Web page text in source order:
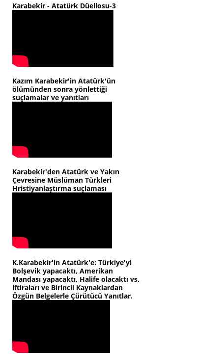
Karabekir - Atatürk Düellosu-3
Kazım Karabekir'in Atatürk'ün
ölümünden sonra yönlettiği
suçlamalar ve yanıtları
Karabekir'den Atatürk ve Yakın
Çevresine Müslüman Türkleri
Hristiyanlaştırma suçlaması
K.Karabekir'in Atatürk'e: Türkiye'yi
Bolşevik yapacaktı, Amerikan
Mandası yapacaktı, Halife olacaktı vs.
iftiraları ve Birincil Kaynaklardan
Özgün Belgelerle Çürütücü Yanıtlar.